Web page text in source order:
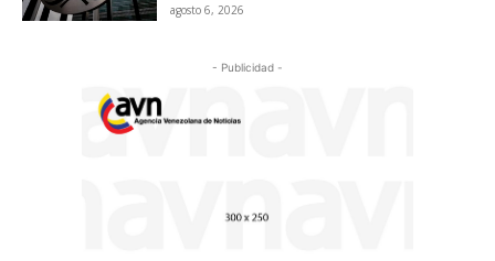
agosto 6, 2026
- Publicidad -